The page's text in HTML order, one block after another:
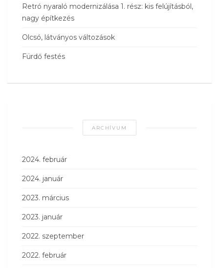
Retró nyaraló modernizálása 1. rész: kis felújításból,
nagy építkezés
Olcsó, látványos változások
Fürdő festés
ARCHÍVUM
2024. február
2024. január
2023. március
2023. január
2022. szeptember
2022. február